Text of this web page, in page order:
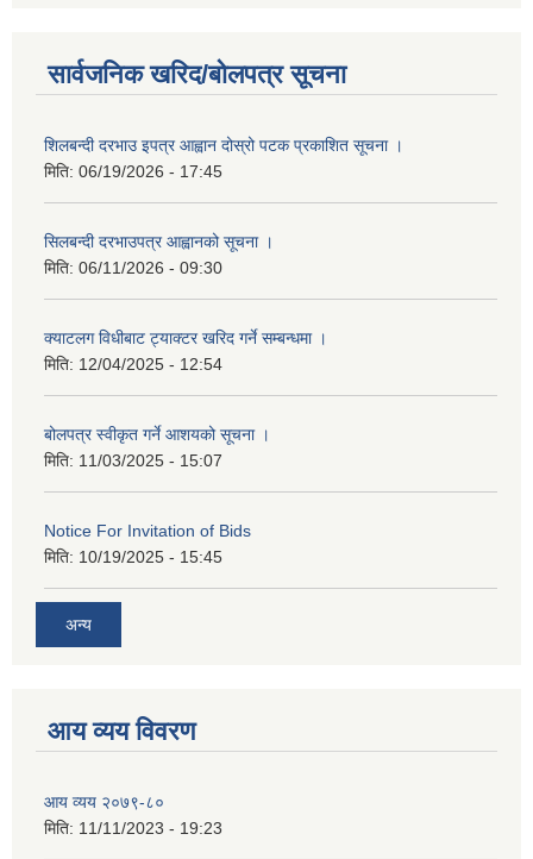
सार्वजनिक खरिद/बोलपत्र सूचना
शिलबन्दी दरभाउ इपत्र आह्वान दोस्रो पटक प्रकाशित सूचना ।
मिति: 06/19/2026 - 17:45
सिलबन्दी दरभाउपत्र आह्वानको सूचना ।
मिति: 06/11/2026 - 09:30
क्याटलग विधीबाट ट्याक्टर खरिद गर्ने सम्बन्धमा ।
मिति: 12/04/2025 - 12:54
बोलपत्र स्वीकृत गर्ने आशयको सूचना ।
मिति: 11/03/2025 - 15:07
Notice For Invitation of Bids
मिति: 10/19/2025 - 15:45
अन्य
आय व्यय विवरण
आय व्यय २०७९-८०
मिति: 11/11/2023 - 19:23